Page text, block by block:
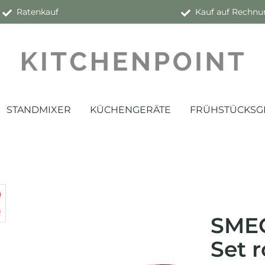
Ratenkauf Kauf auf
STANDMIXER KÜCHENGERÄTE
Set